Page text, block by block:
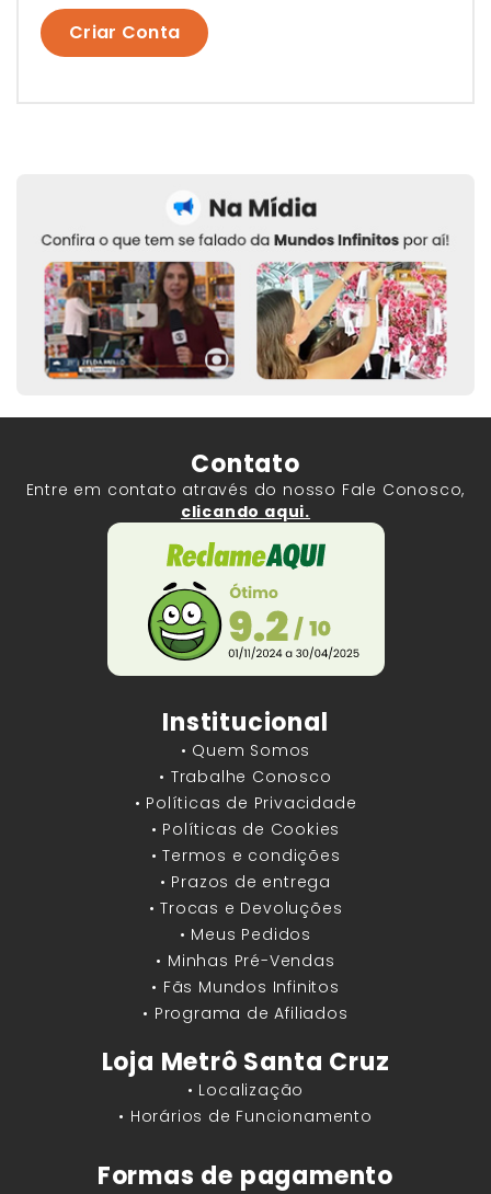
Criar Conta
Contato
Entre em contato através do nosso Fale Conosco,
clicando aqui.
Institucional
• Quem Somos
• Trabalhe Conosco
• Políticas de Privacidade
• Políticas de Cookies
• Termos e condições
• Prazos de entrega
• Trocas e Devoluções
• Meus Pedidos
• Minhas Pré-Vendas
• Fãs Mundos Infinitos
• Programa de Afiliados
Loja Metrô Santa Cruz
• Localização
• Horários de Funcionamento
Formas de pagamento